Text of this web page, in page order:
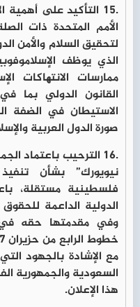
.15 التأكيد على أهمية
الأمم المتحدة ذات
لتحقيق السلام والأمن
الذي يوظف
ممارسات الانتھاكات
القانون الدولي بما
الاستيطان في الضفة
صورة الدول العربية
.16 الترحيب باعتماد
نيويورك” بشأن
فلسطينية مستقلة،
الدولية الداعمة
وفي مقدمتها حقه في
مع الإشادة بالجهود
السعودية والجمهورية
هذا الإعلان.